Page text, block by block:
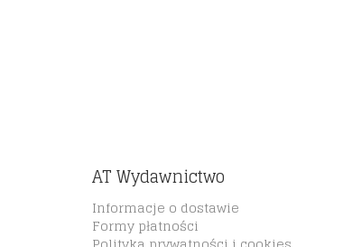
AT Wydawnictwo
Informacje o dostawie
Formy płatności